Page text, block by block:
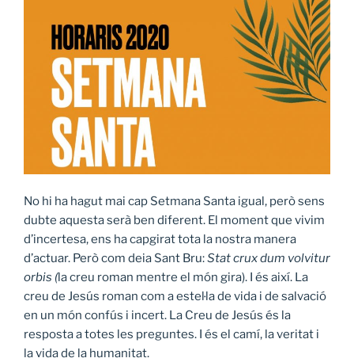
No hi ha hagut mai cap Setmana Santa igual, però sens
dubte aquesta serà ben diferent. El moment que vivim
d’incertesa, ens ha capgirat tota la nostra manera
d’actuar. Però com deia Sant Bru:Stat crux dum volvitur
orbis (la creu roman mentre el món gira). I és així. La
creu de Jesús roman com a estel·la de vida i de salvació
en un món confús i incert. La Creu de Jesús és la
resposta a totes les preguntes. I és el camí, la veritat i
la vida de la humanitat.